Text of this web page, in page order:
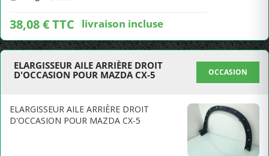
38,08 € TTC livraison incluse
ELARGISSEUR AILE ARRIÈRE DROIT
D'OCCASION POUR MAZDA CX-5
OCCASION
ELARGISSEUR AILE ARRIÈRE DROIT
D'OCCASION POUR MAZDA CX-5